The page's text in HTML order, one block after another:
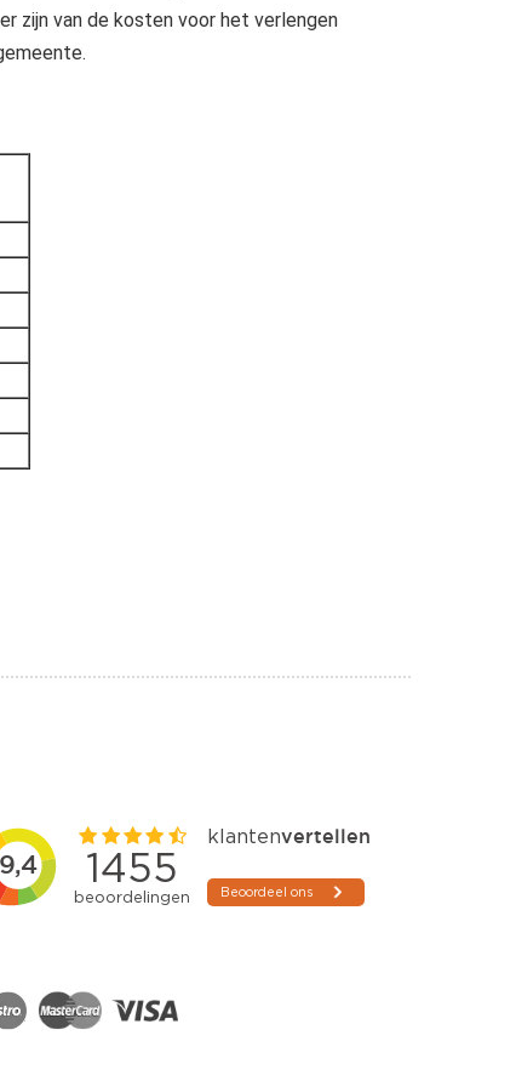
zijn van de kosten voor het verlengen